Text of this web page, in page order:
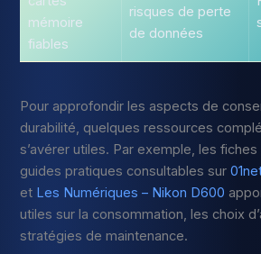
mémoire
fiables
risques de perte
de données
Pour approfondir les aspects de
durabilité, quelques ressources
s’avérer utiles. Par exemple, les
guides pratiques consultables sur
et Les Numériques – Nikon D600
utiles sur la consommation, les choix
stratégies de maintenance.